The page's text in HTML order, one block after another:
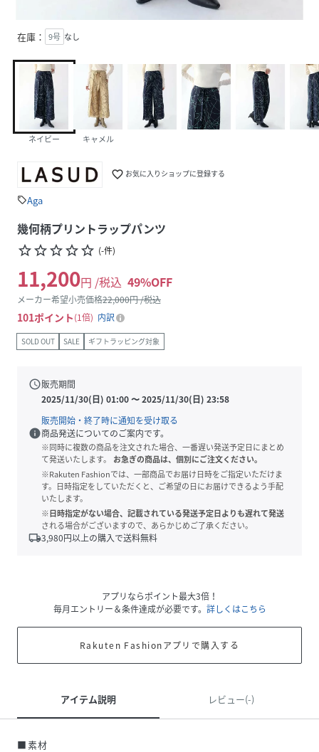
在庫： 9号 なし
ネイビー キャメル
favorite_border お気に入りショップに登録する
sellAga
幾何柄プリントラップパンツ
star_borderstar_borderstar_borderstar_borderstar_border (-件)
11,200円 /税込 49%OFF
メーカー希望小売価格22,000円 /税込
101ポイント 1倍 内訳
SOLD OUT SALE ギフトラッピング対象
schedule販売期間
2025/11/30(日) 01:00〜2025/11/30(日) 23:58
販売開始・終了時に通知を受け取る
info商品発送についてのご案内です。
※同時に複数の商品を注文された場合、一番遅い発送予定日にまとめ
て発送いたします。
お急ぎの商品は、個別にご注文ください。
※Rakuten Fashionでは、一部商品でお届け日時をご指定いただけま
す。日時指定をしていただくと、ご希望の日にお届けできるよう手配
いたします。
※日時指定がない場合、記載されている発送予定日よりも遅れて発送
される場合がございますので、あらかじめご了承ください。
local_shipping3,980円以上の購入で送料無料
アプリならポイント最大3倍！
毎月エントリー＆条件達成が必要です。 詳しくはこちら
Rakuten Fashionアプリで購入する
アイテム説明 レビュー(-)
■素材